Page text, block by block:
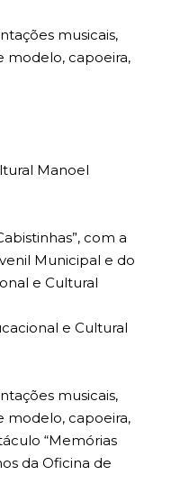
musicais,
modelo, capoeira,
Manoel
com a
Municipal e do
e Cultural
e Cultural
musicais,
modelo, capoeira,
“Memórias
da Oficina de